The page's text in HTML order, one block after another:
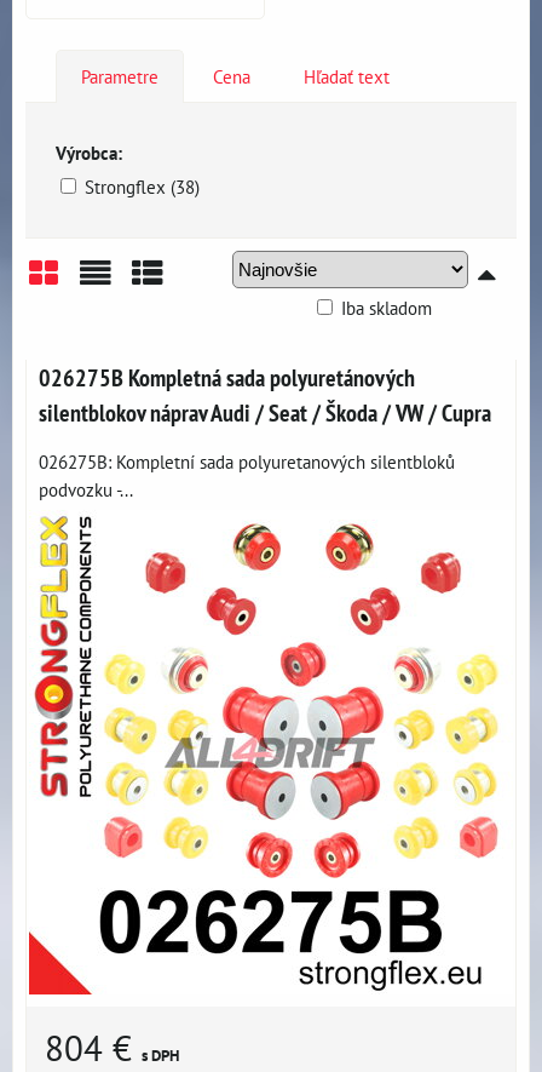
Parametre Cena Hľadať text
Výrobca:
Strongflex (38)
Iba skladom
026275B Kompletná sada polyuretánových
silentblokov náprav Audi / Seat / Škoda / VW / Cupra
026275B: Kompletní sada polyuretanových silentbloků
podvozku -...
804 € s DPH